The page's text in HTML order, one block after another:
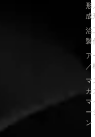
形
成
治
製
ア
／
マ
カ
マ
ー
ン